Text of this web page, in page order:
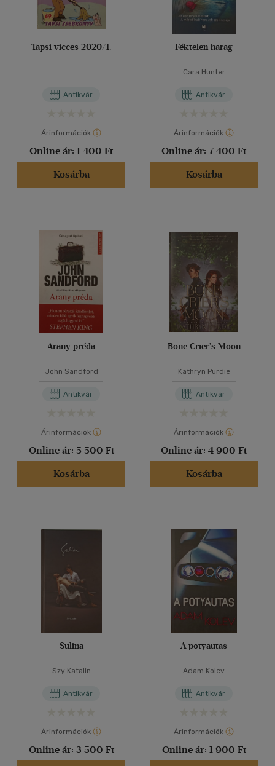
Tapsi vicces 2020/1.
Antikvár
Árinformációk
Online ár: 1 400 Ft
Kosárba
Féktelen harag
Cara Hunter
Antikvár
Árinformációk
Online ár: 7 400 Ft
Kosárba
Arany préda
John Sandford
Antikvár
Árinformációk
Online ár: 5 500 Ft
Kosárba
Bone Crier's Moon
Kathryn Purdie
Antikvár
Árinformációk
Online ár: 4 900 Ft
Kosárba
Sulina
Szy Katalin
Antikvár
Árinformációk
Online ár: 3 500 Ft
A potyautas
Adam Kolev
Antikvár
Árinformációk
Online ár: 1 900 Ft